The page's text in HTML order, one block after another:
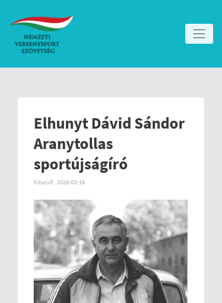
Elhunyt Dávid Sándor
Aranytollas
sportújságíró
Készült 2026-03-18